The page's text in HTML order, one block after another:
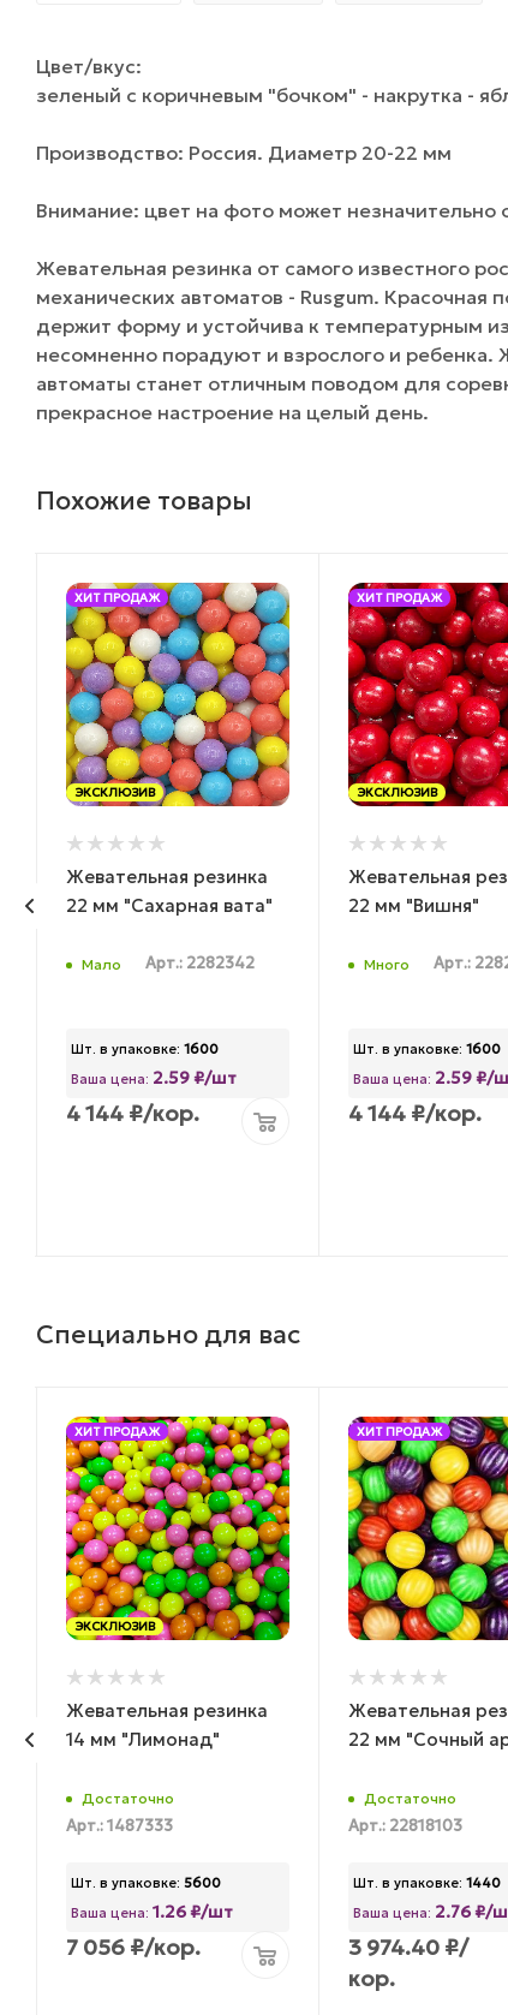
Цвет/вкус:
зеленый с коричневым "бочком" - накрутка -
Производство: Россия. Диаметр 20-22 мм
Внимание: цвет на фото может незначительно
Жевательная резинка от самого известного
механических автоматов - Rusgum. Красочная
держит форму и устойчива к температурным
несомненно порадуют и взрослого и ребенка.
автоматы станет отличным поводом для
прекрасное настроение на целый день.
Похожие товары
ХИТ ПРОДАЖ
ЭКСКЛЮЗИВ
Жевательная резинка
22 мм "Сахарная вата"
Мало Арт.: 2282342
Шт. в упаковке: 1600
Ваша цена: 2.59 ₽/шт
4 144₽/кор.
ХИТ ПРОДАЖ
ЭКСКЛЮЗИВ
Жевательная
22 мм "Вишня"
Много Арт.:
Шт. в упаковке: 1600
Ваша цена: 2.59 ₽/
4 144₽/кор.
Специально для вас
ХИТ ПРОДАЖ
ЭКСКЛЮЗИВ
Жевательная резинка
14 мм "Лимонад"
Достаточно
Арт.: 1487333
Шт. в упаковке: 5600
Ваша цена: 1.26 ₽/шт
7 056₽/кор.
ХИТ ПРОДАЖ
Жевательная
22 мм "Сочный
Достаточно
Арт.: 22818103
Шт. в упаковке: 1440
Ваша цена: 2.76 ₽/
3 974.40₽/
кор.